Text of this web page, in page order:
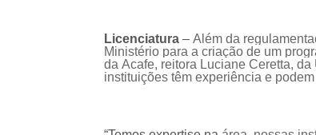
Licenciatura –Além da
Ministério para a criação de um
daAcafe, reitora LucianeCeretta,da
instituições têm experiência e